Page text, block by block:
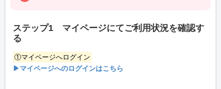
ステップ1 マイページにてご利用状況を確認す
る
①マイページへログイン
▶マイページへのログインはこちら